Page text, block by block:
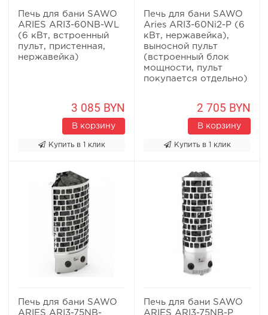
Печь для бани SAWO
ARIES ARI3-60NB-WL
(6 кВт, встроенный
пульт, пристенная,
нержавейка)
3 085 BYN
В корзину
Купить в 1 клик
Печь для бани SAWO
Aries ARI3-60Ni2-P (6
кВт, нержавейка),
выносной пульт
(встроенный блок
мощности, пульт
покупается отдельно)
2 705 BYN
В корзину
Купить в 1 клик
Печь для бани SAWO
ARIES ARI3-75NB-
Печь для бани SAWO
ARIES ARI3-75NB-P